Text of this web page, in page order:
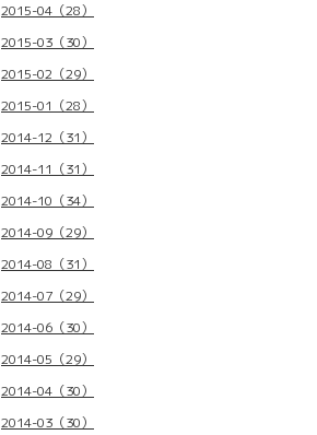
2015-04（28）
2015-03（30）
2015-02（29）
2015-01（28）
2014-12（31）
2014-11（31）
2014-10（34）
2014-09（29）
2014-08（31）
2014-07（29）
2014-06（30）
2014-05（29）
2014-04（30）
2014-03（30）